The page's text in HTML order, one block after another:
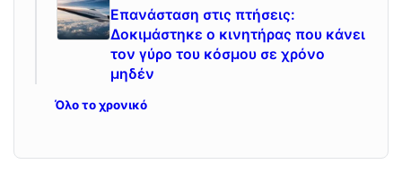
Επανάσταση στις πτήσεις:
Δοκιμάστηκε ο κινητήρας που κάνει
τον γύρο του κόσμου σε χρόνο
μηδέν
Όλο το χρονικό